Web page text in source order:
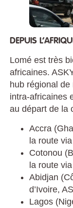
DEPUIS
Lomé est très
africaines.
hub régional
intra-africaines
au départ de la
Accra
la route
Cotonou
la route
Abidjan
d’Ivoire,
Lagos